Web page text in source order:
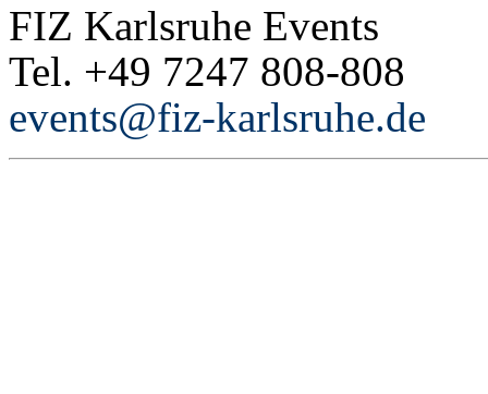
FIZ Karlsruhe Events
Tel. +49 7247 808-808
events@fiz-karlsruhe.de